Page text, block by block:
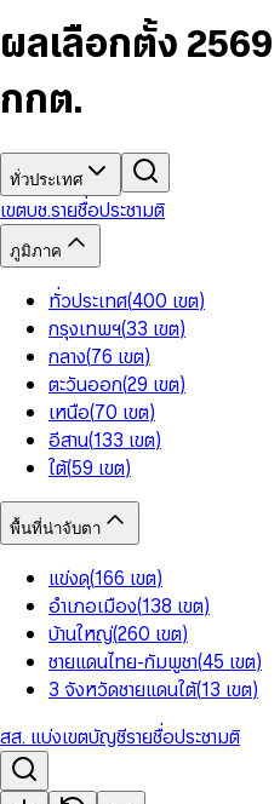
7
8
5
6
8
9
6
7
9
5
6
8
9
9
ผลเลือกตั้ง
กกต.
ทั่วประเทศ
เขตบช.รายชื่อประชามติ
ภูมิภาค
ทั่วประเทศ(400 เขต)
กรุงเทพฯ(33 เขต)
กลาง(76 เขต)
ตะวันออก(29 เขต)
เหนือ(70 เขต)
อีสาน(133 เขต)
ใต้(59 เขต)
พื้นที่น่าจับตา
แข่งดุ(166 เขต)
อำเภอเมือง(138 เขต)
บ้านใหญ่(260 เขต)
ชายแดนไทย-กัมพูชา(45 เขต)
3 จังหวัดชายแดนใต้(13 เขต)
สส. แบ่งเขตบัญชีรายชื่อประชามติ